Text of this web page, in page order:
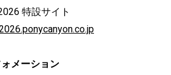
特設サイト
メーション